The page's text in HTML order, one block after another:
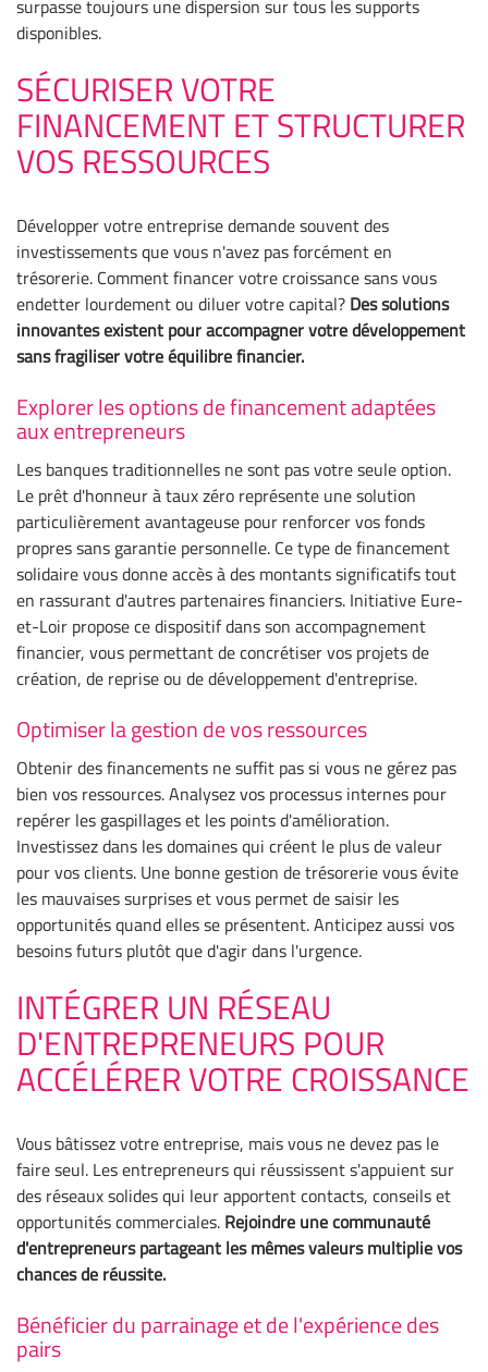
surpasse toujours une dispersion sur tous les supports
disponibles.
SÉCURISER VOTRE
FINANCEMENT ET STRUCTURER
VOS RESSOURCES
Développer votre entreprise demande souvent des
investissements que vous n'avez pas forcément en
trésorerie. Comment financer votre croissance sans vous
endetter lourdement ou diluer votre capital? Des solutions
innovantes existent pour accompagner votre développement
sans fragiliser votre équilibre financier.
Explorer les options de financement adaptées
aux entrepreneurs
Les banques traditionnelles ne sont pas votre seule option.
Le prêt d'honneur à taux zéro représente une solution
particulièrement avantageuse pour renforcer vos fonds
propres sans garantie personnelle. Ce type de financement
solidaire vous donne accès à des montants significatifs tout
en rassurant d'autres partenaires financiers. Initiative Eure-
et-Loir propose ce dispositif dans son accompagnement
financier, vous permettant de concrétiser vos projets de
création, de reprise ou de développement d'entreprise.
Optimiser la gestion de vos ressources
Obtenir des financements ne suffit pas si vous ne gérez pas
bien vos ressources. Analysez vos processus internes pour
repérer les gaspillages et les points d'amélioration.
Investissez dans les domaines qui créent le plus de valeur
pour vos clients. Une bonne gestion de trésorerie vous évite
les mauvaises surprises et vous permet de saisir les
opportunités quand elles se présentent. Anticipez aussi vos
besoins futurs plutôt que d'agir dans l'urgence.
INTÉGRER UN RÉSEAU
D'ENTREPRENEURS POUR
ACCÉLÉRER VOTRE CROISSANCE
Vous bâtissez votre entreprise, mais vous ne devez pas le
faire seul. Les entrepreneurs qui réussissent s'appuient sur
des réseaux solides qui leur apportent contacts, conseils et
opportunités commerciales. Rejoindre une communauté
d'entrepreneurs partageant les mêmes valeurs multiplie vos
chances de réussite.
Bénéficier du parrainage et de l'expérience des
pairs